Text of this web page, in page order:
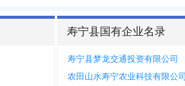
寿宁县国有企业名录
寿宁县梦龙交通投资有限公司
农田山水寿宁农业科技有限公司